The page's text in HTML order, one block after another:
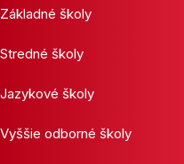
Základné školy
Stredné školy
Jazykové školy
Vyššie odborné školy